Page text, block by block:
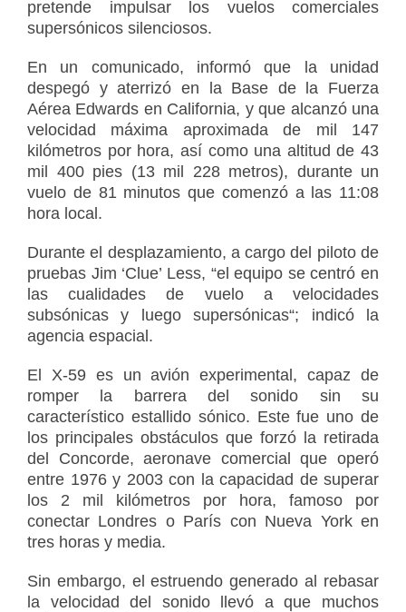
pretende impulsar los vuelos comerciales
supersónicos silenciosos.
En un comunicado, informó que la unidad
despegó y aterrizó en la Base de la Fuerza
Aérea Edwards en California, y que alcanzó una
velocidad máxima aproximada de mil 147
kilómetros por hora, así como una altitud de 43
mil 400 pies (13 mil 228 metros), durante un
vuelo de81 minutos que comenzó a las 11:08
hora local.
Durante el desplazamiento, a cargo del piloto de
pruebas Jim ‘Clue’ Less, “el equipo se centró en
las cualidades de vuelo a velocidades
subsónicas y luego supersónicas“; indicó la
agencia espacial.
El X-59 es unavión experimental, capaz de
romper la barrera del sonido sin su
característico estallido sónico. Este fue uno de
los principales obstáculos que forzó la retirada
del Concorde, aeronave comercial que operó
entre 1976 y 2003con la capacidad de superar
los 2 mil kilómetros por hora, famoso por
conectar Londres o París con Nueva York en
tres horas y media.
Sin embargo, el estruendo generado al rebasar
la velocidad del sonido llevó a que muchos